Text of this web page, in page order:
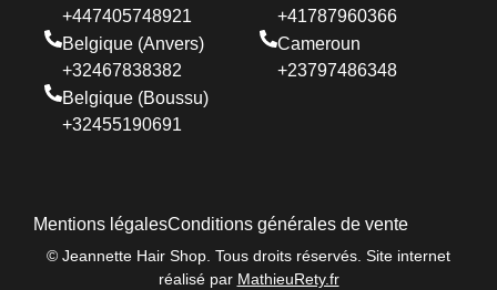
+447405748921
Belgique (Anvers)
+32467838382
Belgique (Boussu)
+32455190691
+41787960366
Cameroun
+23797486348
Mentions légalesConditions générales de vente
© Jeannette Hair Shop. Tous droits réservés. Site internet
réalisé par MathieuRety.fr